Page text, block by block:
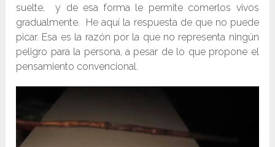
suelte, y de esa forma le permite comerlos vivos
gradualmente. He aquí la respuesta de que no puede
picar. Esa es la razón por la que no representa ningún
peligro para la persona, a pesar de lo que propone el
pensamiento convencional.